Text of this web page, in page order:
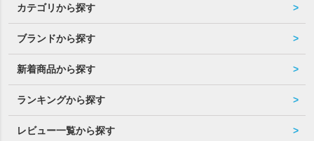
カテゴリから探す
ブランドから探す
新着商品から探す
ランキングから探す
レビュー一覧から探す